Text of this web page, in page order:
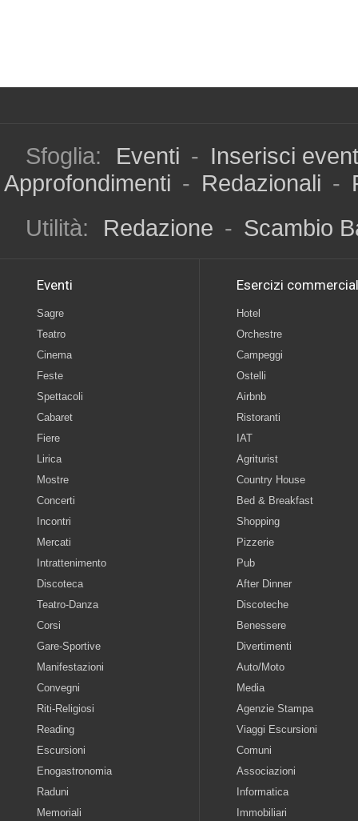
Sfoglia: Eventi - Inserisci
Approfondimenti - Redazionali -
Utilità:
Redazione - Scambio
Eventi
Sagre
Teatro
Cinema
Feste
Spettacoli
Cabaret
Fiere
Lirica
Mostre
Concerti
Incontri
Mercati
Intrattenimento
Discoteca
Teatro-Danza
Corsi
Gare-Sportive
Manifestazioni
Convegni
Riti-Religiosi
Reading
Escursioni
Enogastronomia
Raduni
Memoriali
Esercizi
Hotel
Orchestre
Campeggi
Ostelli
Airbnb
Ristoranti
IAT
Agriturist
Country House
Bed & Breakfast
Shopping
Pizzerie
Pub
After Dinner
Discoteche
Benessere
Divertimenti
Auto/Moto
Media
Agenzie Stampa
Viaggi Escursioni
Comuni
Associazioni
Informatica
Immobiliari